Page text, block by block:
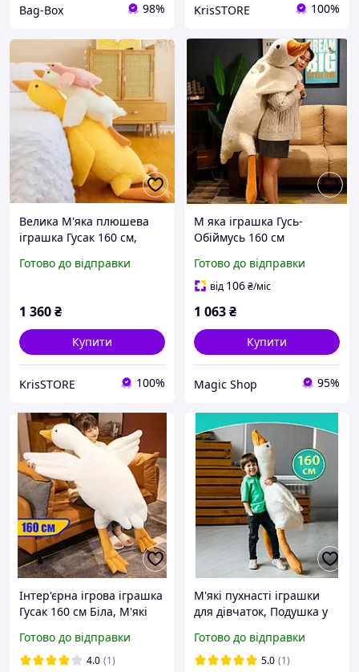
Bag-Box 98% KrisSTORE 100%
Велика М'яка плюшева
іграшка Гусак 160 см,
обіймашка, Гусак Довгий
Готово до відправки
1 360₴
Купити
KrisSTORE 100%
М яка іграшка Гусь-
Обіймусь 160 см
Готово до відправки
від 106₴/міс
1 063₴
Купити
Magiс Shop 95%
Інтер'єрна ігрова іграшка
Гусак 160 см Біла, М'які
іграшки для хлопчиків
Готово до відправки
4.0 (1)
М'які пухнасті іграшки
для дівчаток, Подушка у
Гусак 160 см Біла
Готово до відправки
5.0 (1)